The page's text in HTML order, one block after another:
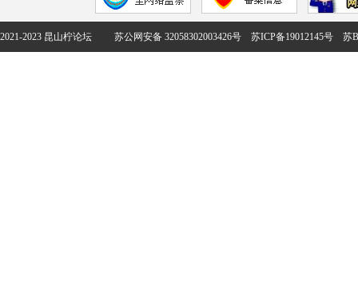
2021-2023 昆山柠论坛 苏公网安备 32058302003426号 苏ICP备19012145号 苏